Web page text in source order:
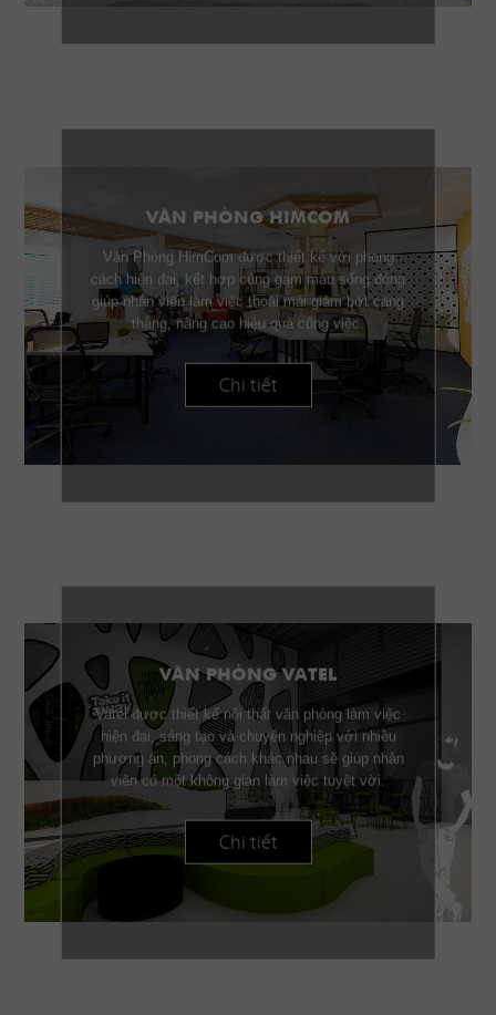
VĂN PHÒNG HIMCOM
Văn Phòng HimCom được thiết kế với phong
cách hiện đại, kết hợp cùng gam màu sống động
giúp nhân viên làm việc thoải mái giảm bớt căng
thẳng, nâng cao hiệu quả công việc.
Chi tiết
VĂN PHÒNG VATEL
Vatel được thiết kế nội thất văn phòng làm việc
hiện đại, sáng tạo và chuyên nghiệp với nhiều
phương án, phong cách khác nhau sẽ giúp nhân
viên có một không gian làm việc tuyệt vời.
Chi tiết